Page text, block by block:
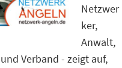
Netzwer
ker,
Anwalt,
Verband - zeigt auf,